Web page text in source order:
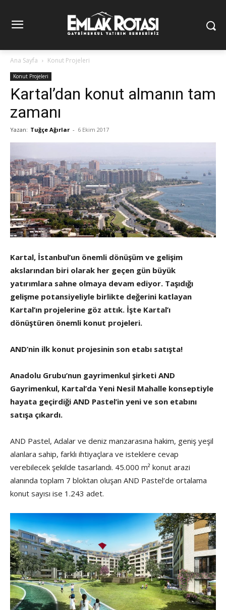
Ana Sayfa Konut Projeleri
Konut Projeleri
Kartal’dan konut almanın tam
zamanı
Yazan: Tuğçe Ağırlar - 6 Ekim 2017
Kartal, İstanbul’un önemli dönüşüm ve gelişim
akslarından biri olarak her geçen gün büyük
yatırımlara sahne olmaya devam ediyor. Taşıdığı
gelişme potansiyeliyle birlikte değerini katlayan
Kartal’ın projelerine göz attık. İşte Kartal’ı
dönüştüren önemli konut projeleri.
AND’nin ilk konut projesinin son etabı satışta!
Anadolu Grubu’nun gayrimenkul şirketi AND
Gayrimenkul, Kartal’da Yeni Nesil Mahalle konseptiyle
hayata geçirdiği AND Pastel’in yeni ve son etabını
satışa çıkardı.
AND Pastel, Adalar ve deniz manzarasına hakim, geniş yeşil
alanlara sahip, farklı ihtiyaçlara ve isteklere cevap
verebilecek şekilde tasarlandı. 45.000 m² konut arazi
alanında toplam 7 bloktan oluşan AND Pastel’de ortalama
konut sayısı ise 1.243 adet.